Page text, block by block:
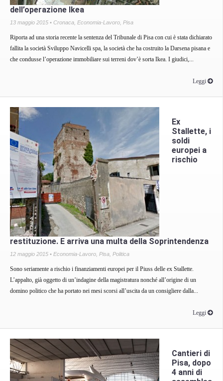
dell’operazione Ikea
13 maggio 2015 • Cronaca Economia-Lavoro Pisa
Riporta ad una storia recente la sentenza del Tribunale di Pisa con cui è stata dichiarato
fallita la società Sviluppo Navicelli spa, la società che ha costruito la Darsena pisana e
che condusse l’operazione immobiliare sui terreni dov’è sorta Ikea. I giudici,...
Leggi
Ex
Stallette, i
soldi
europei a
rischio
restituzione. E arriva una multa della Soprintendenza
12 maggio 2015 • Economia-Lavoro Pisa Politica
Sono seriamente a rischio i finanziamenti europei per il Piuss delle ex Stallette.
L’appalto, già oggetto di un’indagine della magistratura nonché all’origine di un
domino politico che ha portato nei mesi scorsi all’uscita da un consigliere dalla...
Leggi
Cantieri di
Pisa, dopo
4 anni di